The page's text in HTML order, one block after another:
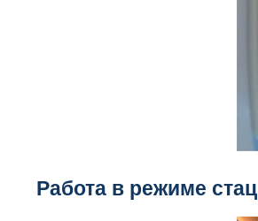
Работа в режиме